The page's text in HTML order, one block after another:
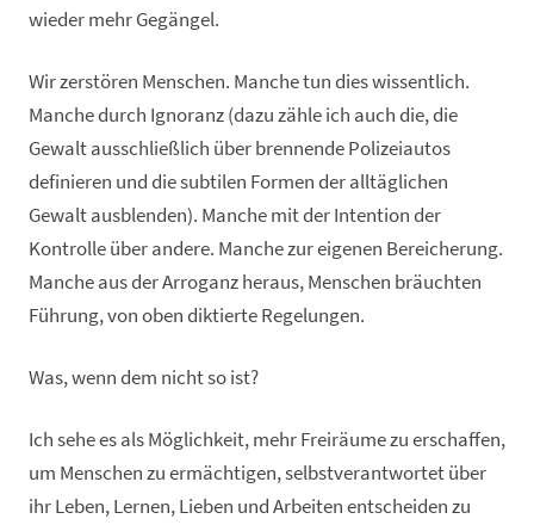
wieder mehr Gegängel.
Wir zerstören Menschen. Manche tun dies wissentlich.
Manche durch Ignoranz (dazu zähle ich auch die, die
Gewalt ausschließlich über brennende Polizeiautos
definieren und die subtilen Formen der alltäglichen
Gewalt ausblenden). Manche mit der Intention der
Kontrolle über andere. Manche zur eigenen Bereicherung.
Manche aus der Arroganz heraus, Menschen bräuchten
Führung, von oben diktierte Regelungen.
Was, wenn dem nicht so ist?
Ich sehe es als Möglichkeit, mehr Freiräume zu erschaffen,
um Menschen zu ermächtigen, selbstverantwortet über
ihr Leben, Lernen, Lieben und Arbeiten entscheiden zu